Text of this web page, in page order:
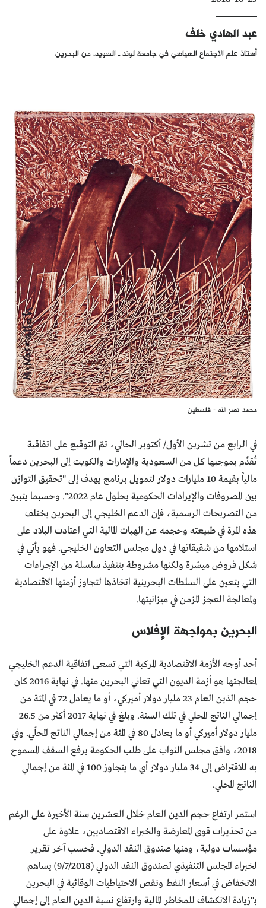
كتّابنا
الأرشيف
عبد الهادي خلف
أستاذ علم الاجتماع السياسي في جامعة لوند ـ السويد، من البحرين
محمد نصر الله - فلسطين
في الرابع من تشرين الأول/ أكتوبر الحالي، تمّ التوقيع على اتفاقية
تُقدِّم بموجبها كل من السعودية والإمارات والكويت إلى البحرين دعماً
مالياً بقيمة 10 مليارات دولار لتمويل برنامج يهدف إلى "تحقيق التوازن
بين المصروفات والإيرادات الحكومية بحلول عام 2022". وحسبما يتبين
من التصريحات الرسمية، فإن الدعم الخليجي إلى البحرين يختلف
هذه المرة في طبيعته وحجمه عن الهبات المالية التي اعتادت البلاد على
استلامها من شقيقاتها في دول مجلس التعاون الخليجي. فهو يأتي في
شكل قروض ميسّرة ولكنها مشروطة بتنفيذ سلسلة من الإجراءات
التي يتعين على السلطات البحرينية اتخاذها لتجاوز أزمتها الاقتصادية
ولمعالجة العجز المزمن في ميزانيتها.
البحرين بمواجهة الإفلاس
أحد أوجه الأزمة الاقتصادية المركبة التي تسعى اتفاقية الدعم الخليجي
لمعالجتها هو أزمة الديون التي تعاني البحرين منها. في نهاية 2016 كان
حجم الدَين العام 23 مليار دولار أميركي، أو ما يعادل 72 في المئة من
إجمالي الناتج المحلي في تلك السنة. وبلغ في نهاية 2017 أكثر من 26.5
مليار دولار أميركي أو ما يعادل 80 في المئة من إجمالي الناتج المحلّي. وفي
2018، وافق مجلس النواب على طلب الحكومة برفع السقف المسموح
به للاقتراض إلى 34 مليار دولار أي ما يتجاوز 100 في المئة من إجمالي
الناتج المحلي.
استمر ارتفاع حجم الدين العام خلال العشرين سنة الأخيرة على الرغم
من تحذيرات قوى المعارضة والخبراء الاقتصاديين، علاوة على
مؤسسات دولية، ومنها صندوق النقد الدولي. فحسب آخر تقرير
لخبراء المجلس التنفيذي لصندوق النقد الدولي (9/7/2018) يساهم
الانخفاض في أسعار النفط ونقص الاحتياطيات الوقائية في البحرين
بـ"زيادة الانكشاف للمخاطر المالية وارتفاع نسبة الدين العام إلى إجمالي